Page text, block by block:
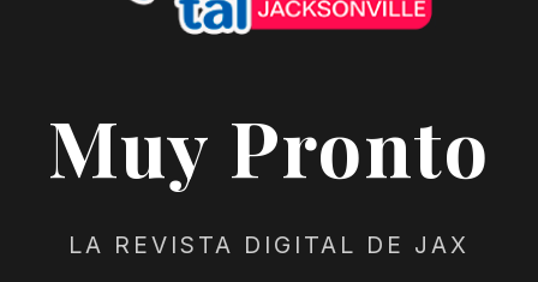
Muy Pronto
LA REVISTA DIGITAL DE JAX